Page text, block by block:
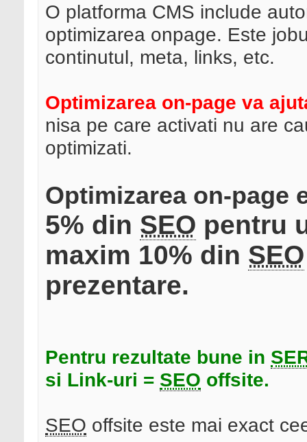
O platforma CMS include
optimizarea onpage. Este
continutul, meta, links, etc.
Optimizarea on-page va
nisa pe care activati nu are
optimizati.
Optimizarea on-page
5% din SEO pentru
maxim 10% din SEO
prezentare.
Pentru rezultate bune in
si Link-uri = SEO offsite.
SEO offsite este mai exact